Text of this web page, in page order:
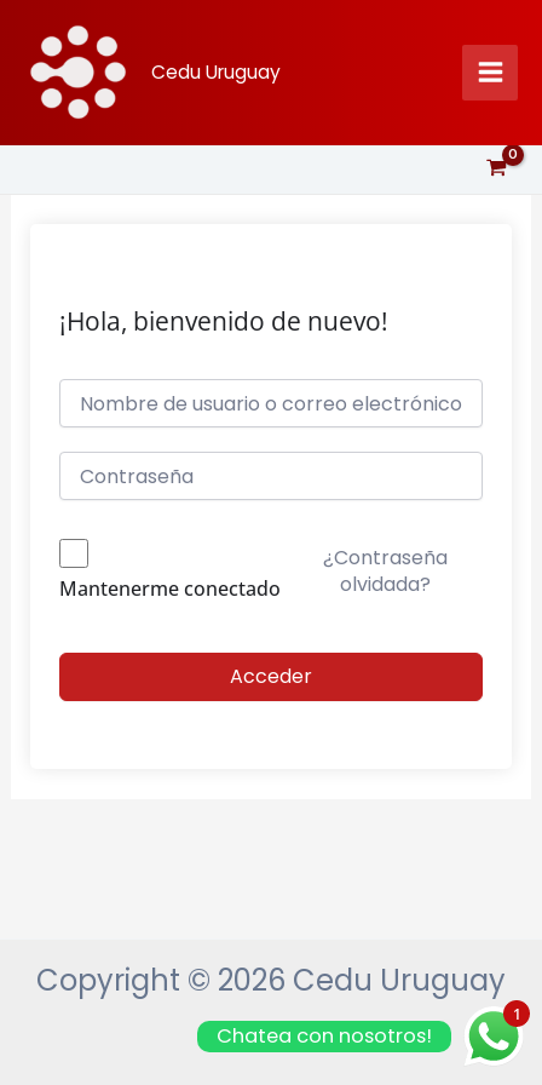
contenido
Cedu Uruguay
¡Hola, bienvenido de nuevo!
Mantenerme conectado
¿Contraseña
olvidada?
Acceder
Copyright © 2026 Cedu Uruguay
1
Chatea con nosotros!